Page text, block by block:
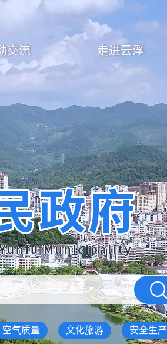
交流 走进云浮
空气质量 文化旅游 安全生产